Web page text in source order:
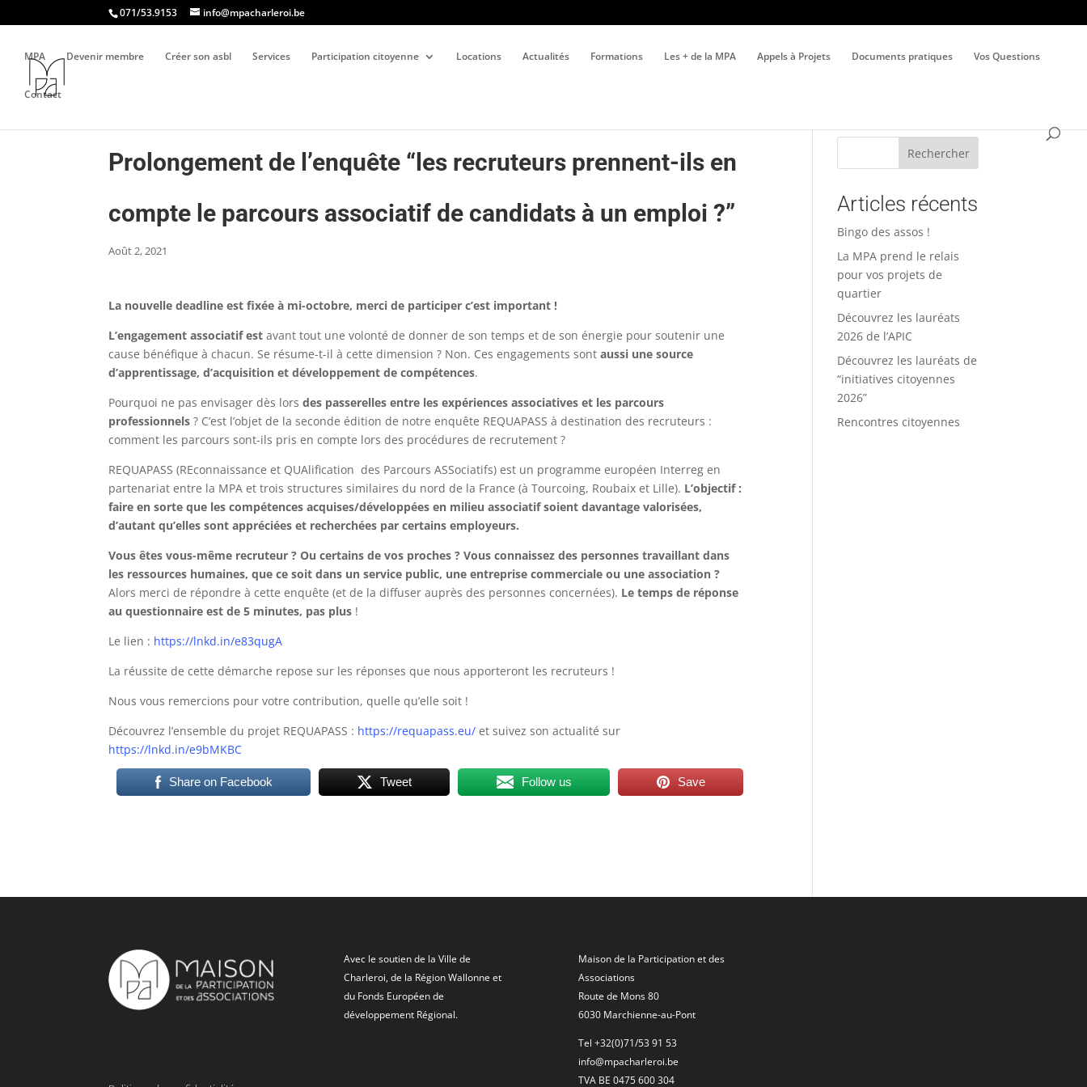
071/53.9153 info@mpacharleroi.be
MPA Devenir membre Créer son asbl Services Participation citoyenne Locations Actualités Formations Les + de la MPA Appels à Projets Documents pratiques Vos Questions
Contact
Prolongement de l’enquête “les recruteurs prennent-ils en
compte le parcours associatif de candidats à un emploi ?”
Août 2, 2021
La nouvelle deadline est fixée à mi-octobre, merci de participer c’est important !
L’engagement associatif est avant tout une volonté de donner de son temps et de son énergie pour soutenir une
cause bénéfique à chacun. Se résume-t-il à cette dimension ? Non. Ces engagements sontaussi une source
d’apprentissage, d’acquisition et développement de compétences.
Pourquoi ne pas envisager dès lorsdes passerelles entre les expériences associatives et les parcours
professionnels ? C’est l’objet de la seconde édition de notre enquête REQUAPASS à destination des recruteurs :
comment les parcours sont-ils pris en compte lors des procédures de recrutement ?
REQUAPASS (REconnaissance et QUAlification des Parcours ASSociatifs) est un programme européen Interreg en
partenariat entre la MPA et trois structures similaires du nord de la France (à Tourcoing, Roubaix et Lille). L’objectif :
faire en sorte que les compétences acquises/développées en milieu associatif soient davantage valorisées,
d’autant qu’elles sont appréciées et recherchées par certains employeurs.
Vous êtes vous-même recruteur ? Ou certains de vos proches ? Vous connaissez des personnes travaillant dans
les ressources humaines, que ce soit dans un service public, une entreprise commerciale ou une association ?
Alors merci de répondre à cette enquête (et de la diffuser auprès des personnes concernées). Le temps de réponse
au questionnaire est de 5 minutes, pas plus !
Le lien : https://lnkd.in/e83qugA
La réussite de cette démarche repose sur les réponses que nous apporteront les recruteurs !
Nous vous remercions pour votre contribution, quelle qu’elle soit !
Découvrez l’ensemble du projet REQUAPASS : https://requapass.eu/ et suivez son actualité sur
https://lnkd.in/e9bMKBC
Share on Facebook Tweet Follow us Save
Rechercher
Articles récents
Bingo des assos !
La MPA prend le relais
pour vos projets de
quartier
Découvrez les lauréats
2026 de l’APIC
Découvrez les lauréats de
“initiatives citoyennes
2026”
Rencontres citoyennes
Avec le soutien de la Ville de
Charleroi, de la Région Wallonne et
du Fonds Européen de
développement Régional.
Maison de la Participation et des
Associations
Route de Mons 80
6030 Marchienne-au-Pont
Tel +32(0)71/53 91 53
info@mpacharleroi.be
TVA BE 0475 600 304